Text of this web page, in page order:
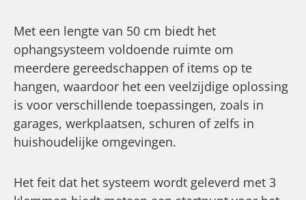
Met een lengte van 50 cm biedt het
ophangsysteem voldoende ruimte om
meerdere gereedschappen of items op te
hangen, waardoor het een veelzijdige oplossing
is voor verschillende toepassingen, zoals in
garages, werkplaatsen, schuren of zelfs in
huishoudelijke omgevingen.
Het feit dat het systeem wordt geleverd met 3